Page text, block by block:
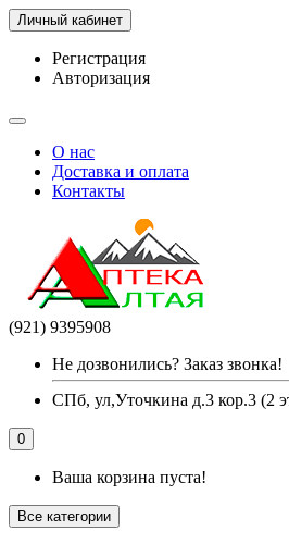
Личный кабинет
Регистрация
Авторизация
О нас
Доставка и оплата
Контакты
(921) 9395908
Не дозвонились? Заказ звонка!
СПб, ул,Уточкина д.3 кор.3 (2
0
Ваша корзина пуста!
Все категории